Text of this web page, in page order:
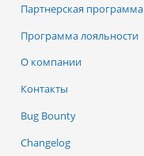
Партнерская программа
Программа лояльности
О компании
Контакты
Bug Bounty
Changelog